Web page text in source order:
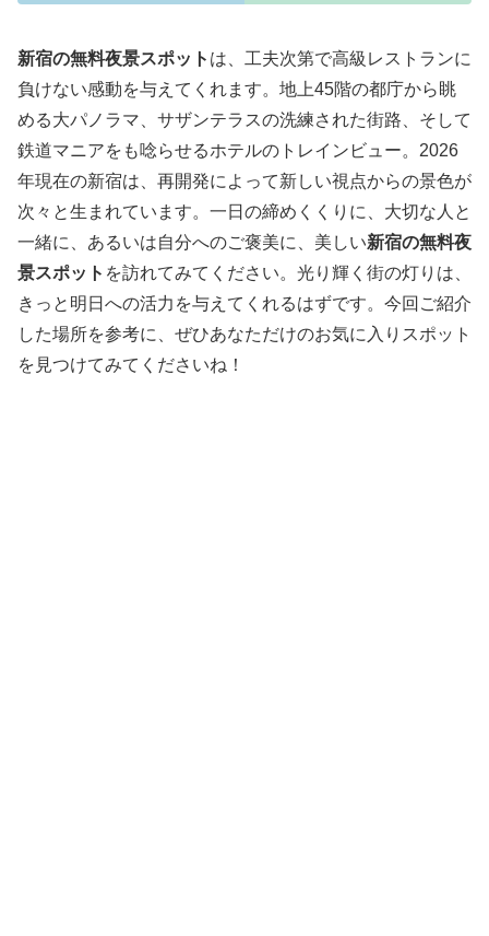
新宿の無料夜景スポット は、工夫次第で高級レストランに
負けない感動を与えてくれます。地上45階の都庁から眺
める大パノラマ、サザンテラスの洗練された街路、そして
鉄道マニアをも唸らせるホテルのトレインビュー。2026
年現在の新宿は、再開発によって新しい視点からの景色が
次々と生まれています。一日の締めくくりに、大切な人と
一緒に、あるいは自分へのご褒美に、美しい新宿の無料夜
景スポット を訪れてみてください。光り輝く街の灯りは、
きっと明日への活力を与えてくれるはずです。今回ご紹介
した場所を参考に、ぜひあなただけのお気に入りスポット
を見つけてみてくださいね！